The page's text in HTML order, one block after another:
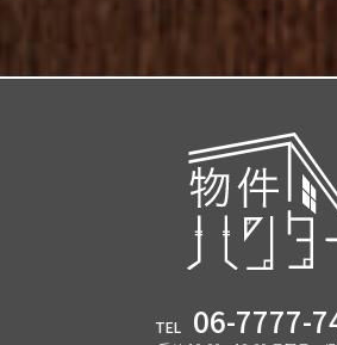
TEL 06-7777-